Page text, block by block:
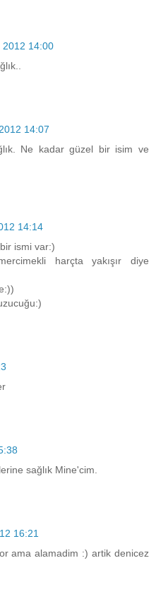
2012 14:00
14:07
Ne kadar güzel bir isim ve
14:14
ismi var:)
harçta yakışır diye
sağlık Mine'cim.
16:21
ama alamadim :) artik denicez